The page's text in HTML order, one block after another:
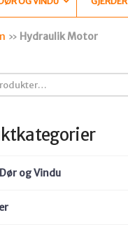
» Hydraulik Motor
og Vindu